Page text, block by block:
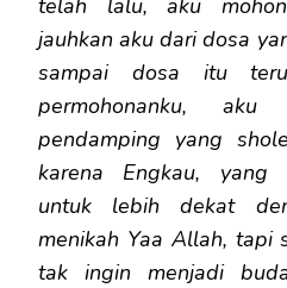
telah lalu, aku
jauhkan aku dari dosa
sampai dosa itu
permohonanku, aku
pendamping yang
karena Engkau, yang
untuk lebih dekat
menikah Yaa Allah, tapi
tak ingin menjadi